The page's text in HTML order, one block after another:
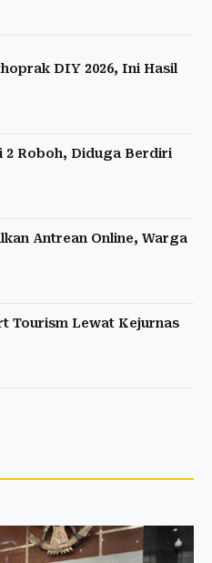
DIY 2026, Ini Hasil
2 Roboh, Diduga Berdiri
Antrean Online, Warga
Tourism Lewat Kejurnas